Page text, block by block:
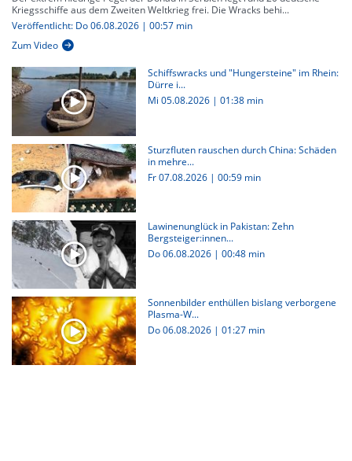
Kriegsschiffe aus dem Zweiten Weltkrieg frei. Die Wracks behi...
Veröffentlicht: Do 06.08.2026 | 00:57 min
Zum Video
Schiffswracks und "Hungersteine" im Rhein:
Dürre i...
Mi 05.08.2026 | 01:38 min
Sturzfluten rauschen durch China: Schäden
in mehre...
Fr 07.08.2026 | 00:59 min
Lawinenunglück in Pakistan: Zehn
Bergsteiger:innen...
Do 06.08.2026 | 00:48 min
Sonnenbilder enthüllen bislang verborgene
Plasma-W...
Do 06.08.2026 | 01:27 min